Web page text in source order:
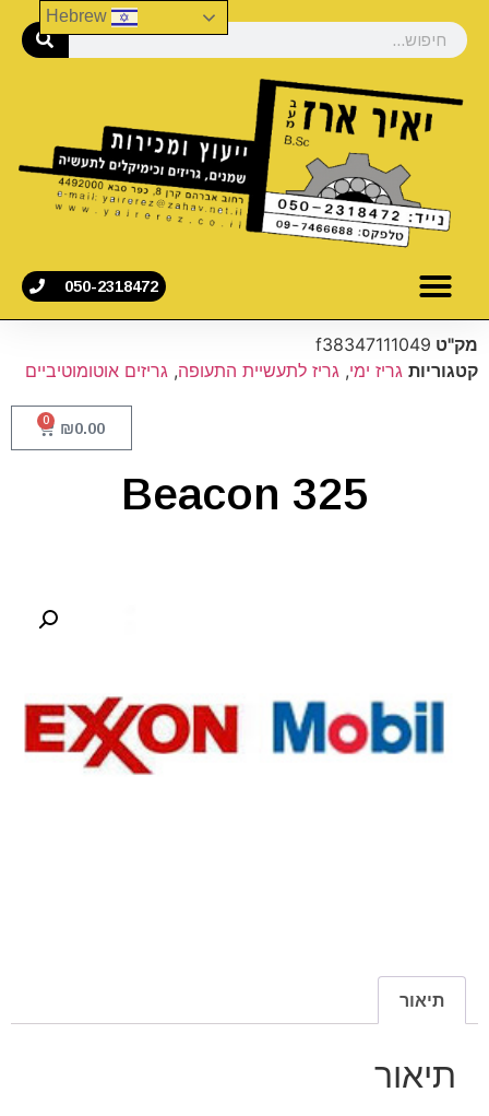
050-2318472
מק"ט f38347111049
קטגוריות גריז ימי, גריז לתעשיית התעופה, גריזים אוטומוטיביים
₪0.00
0
Beacon 325
תיאור
תיאור
Hebrew